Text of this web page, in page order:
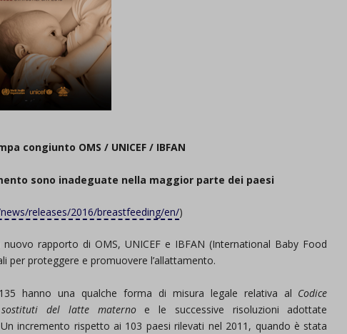
congiunto OMS / UNICEF / IBFAN
sono inadeguate nella maggior parte dei paesi
releases/2016/breastfeeding/en/)
nuovo rapporto di OMS, UNICEF e IBFAN (International Baby Food
per proteggere e promuovere l’allattamento.
hanno una qualche forma di misura legale relativa al Codice
sostituti del latte maternoe le successive risoluzioni adottate
incremento rispetto ai 103 paesi rilevati nel 2011, quando è stata